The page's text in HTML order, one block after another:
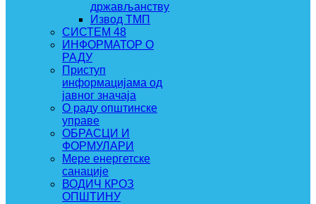
држављанству
Извод ТМП
СИСТЕМ 48
ИНФОРМАТОР О
РАДУ
Приступ
информацијама од
јавног значаја
О раду општинске
управе
ОБРАСЦИ И
ФОРМУЛАРИ
Мере енергетске
санације
ВОДИЧ КРОЗ
ОПШТИНУ